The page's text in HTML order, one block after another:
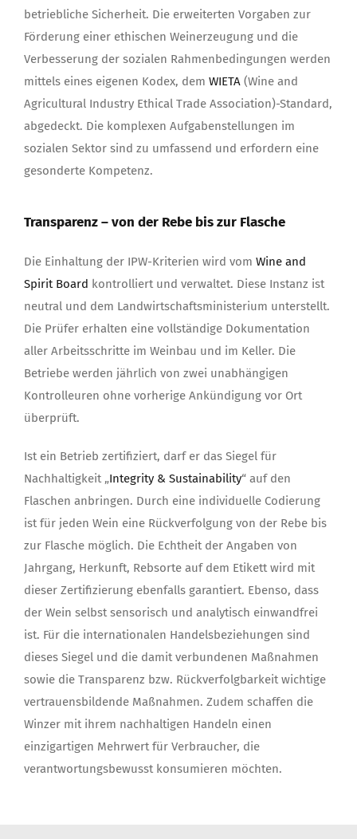
betriebliche Sicherheit. Die erweiterten Vorgaben zur
Förderung einer ethischen Weinerzeugung und die
Verbesserung der sozialen Rahmenbedingungen werden
mittels eines eigenen Kodex, dem WIETA (Wine and
Agricultural Industry Ethical Trade Association)-Standard,
abgedeckt. Die komplexen Aufgabenstellungen im
sozialen Sektor sind zu umfassend und erfordern eine
gesonderte Kompetenz.
Transparenz – von der Rebe bis zur Flasche
Die Einhaltung der IPW-Kriterien wird vom Wine and
Spirit Board kontrolliert und verwaltet. Diese Instanz ist
neutral und dem Landwirtschaftsministerium unterstellt.
Die Prüfer erhalten eine vollständige Dokumentation
aller Arbeitsschritte im Weinbau und im Keller. Die
Betriebe werden jährlich von zwei unabhängigen
Kontrolleuren ohne vorherige Ankündigung vor Ort
überprüft.
Ist ein Betrieb zertifiziert, darf er das Siegel für
Nachhaltigkeit „Integrity & Sustainability“ auf den
Flaschen anbringen. Durch eine individuelle Codierung
ist für jeden Wein eine Rückverfolgung von der Rebe bis
zur Flasche möglich. Die Echtheit der Angaben von
Jahrgang, Herkunft, Rebsorte auf dem Etikett wird mit
dieser Zertifizierung ebenfalls garantiert. Ebenso, dass
der Wein selbst sensorisch und analytisch einwandfrei
ist. Für die internationalen Handelsbeziehungen sind
dieses Siegel und die damit verbundenen Maßnahmen
sowie die Transparenz bzw. Rückverfolgbarkeit wichtige
vertrauensbildende Maßnahmen. Zudem schaffen die
Winzer mit ihrem nachhaltigen Handeln einen
einzigartigen Mehrwert für Verbraucher, die
verantwortungsbewusst konsumieren möchten.